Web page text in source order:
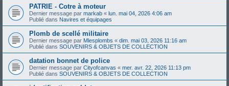
PATRIE - Cotre à moteur
Dernier message par markab « lun. mai 04, 2026 4:06 am
Publié dans Navires et équipages
Plomb de scellé militaire
Dernier message par Mlesplombs « dim. mai 03, 2026 11:16 am
Publié dans SOUVENIRS & OBJETS DE COLLECTION
datation bonnet de police
Dernier message par Cityofcanvas « mer. avr. 22, 2026 11:13 pm
Publié dans SOUVENIRS & OBJETS DE COLLECTION